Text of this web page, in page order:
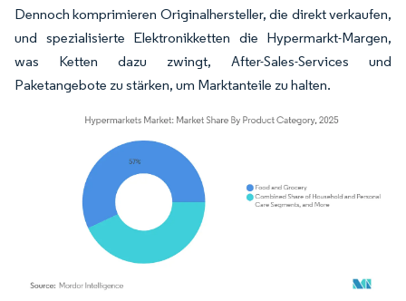
Dennoch komprimieren Originalhersteller, die direkt verkaufen,
und spezialisierte Elektronikketten die Hypermarkt-Margen,
was Ketten dazu zwingt, After-Sales-Services und
Paketangebote zu stärken, um Marktanteile zu halten.